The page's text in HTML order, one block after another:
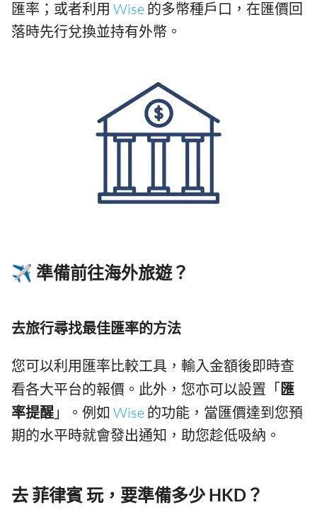
匯率；或者利用 Wise 的多幣種戶口，在匯價回
落時先行兌換並持有外幣。
✈️ 準備前往海外旅遊？
去旅行尋找最佳匯率的方法
您可以利用匯率比較工具，輸入金額後即時查
看各大平台的報價。此外，您亦可以設置「匯
率提醒 」。例如 Wise 的功能，當匯價達到您預
期的水平時就會發出通知，助您趁低吸納。
去 菲律賓 玩，要準備多少 HKD？